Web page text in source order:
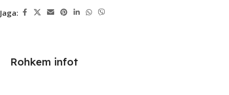
Jaga:
Rohkem infot